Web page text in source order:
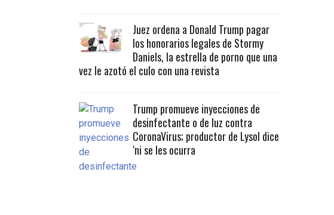
Juez ordena a Donald Trump pagar
los honorarios legales de Stormy
Daniels, la estrella de porno que una
vez le azotó el culo con una revista
Trump promueve inyecciones de
desinfectante o de luz contra
CoronaVirus; productor de Lysol dice
‘ni se les ocurra